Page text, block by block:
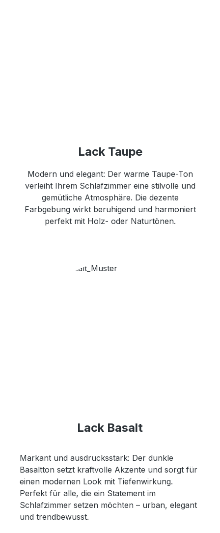
Lack Taupe
Modern und elegant: Der warme Taupe-Ton
verleiht Ihrem Schlafzimmer eine stilvolle und
gemütliche Atmosphäre. Die dezente
Farbgebung wirkt beruhigend und harmoniert
perfekt mit Holz- oder Naturtönen.
Lack Basalt
Markant und ausdrucksstark: Der dunkle
Basaltton setzt kraftvolle Akzente und sorgt für
einen modernen Look mit Tiefenwirkung.
Perfekt für alle, die ein Statement im
Schlafzimmer setzen möchten – urban, elegant
und trendbewusst.